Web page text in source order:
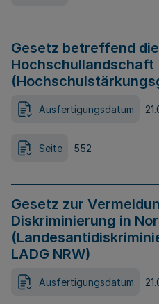
Gesetz betreffend
Hochschullandschaft
Ausfertigungsdatum
Seite 552
Gesetz zur
Diskriminierung in
LADG NRW)
Ausfertigungsdatum